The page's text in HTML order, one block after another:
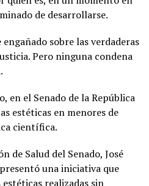
de desarrollarse.
sobre las verdaderas
Pero ninguna condena
en el Senado de la República
estéticas en menores de
científica.
de Salud del Senado, José
una iniciativa que
realizadas sin